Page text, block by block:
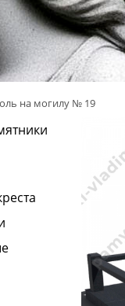
на могилу № 19